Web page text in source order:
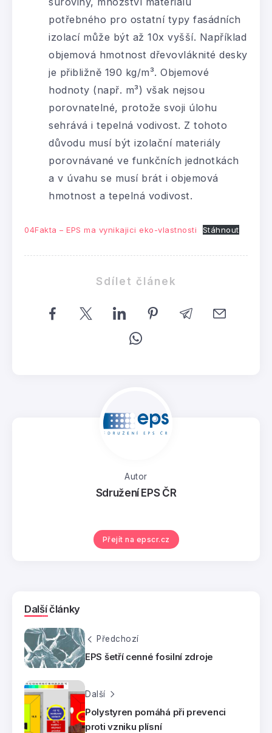
potřebného pro ostatní typy fasádních
izolací může být až 10x vyšší. Například
objemová hmotnost dřevovláknité desky
je přibližně 190 kg/m³. Objemové
hodnoty (např. m³) však nejsou
porovnatelné, protože svoji úlohu
sehrává i tepelná vodivost. Z tohoto
důvodu musí být izolační materiály
porovnávané ve funkčních jednotkách
a v úvahu se musí brát i objemová
hmotnost a tepelná vodivost.
04Fakta – EPS ma vynikajici eko-vlastnosti Stáhnout
Sdílet článek
Autor
Sdružení EPS ČR
Přejít na epscr.cz
Další články
Předchozí
EPS šetří cenné fosilní zdroje
Další
Polystyren pomáhá při prevenci
proti vzniku plísní